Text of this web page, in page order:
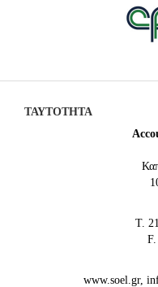
ΤΑΥΤΟΤΗΤΑ
Τ.
www.soel.gr,